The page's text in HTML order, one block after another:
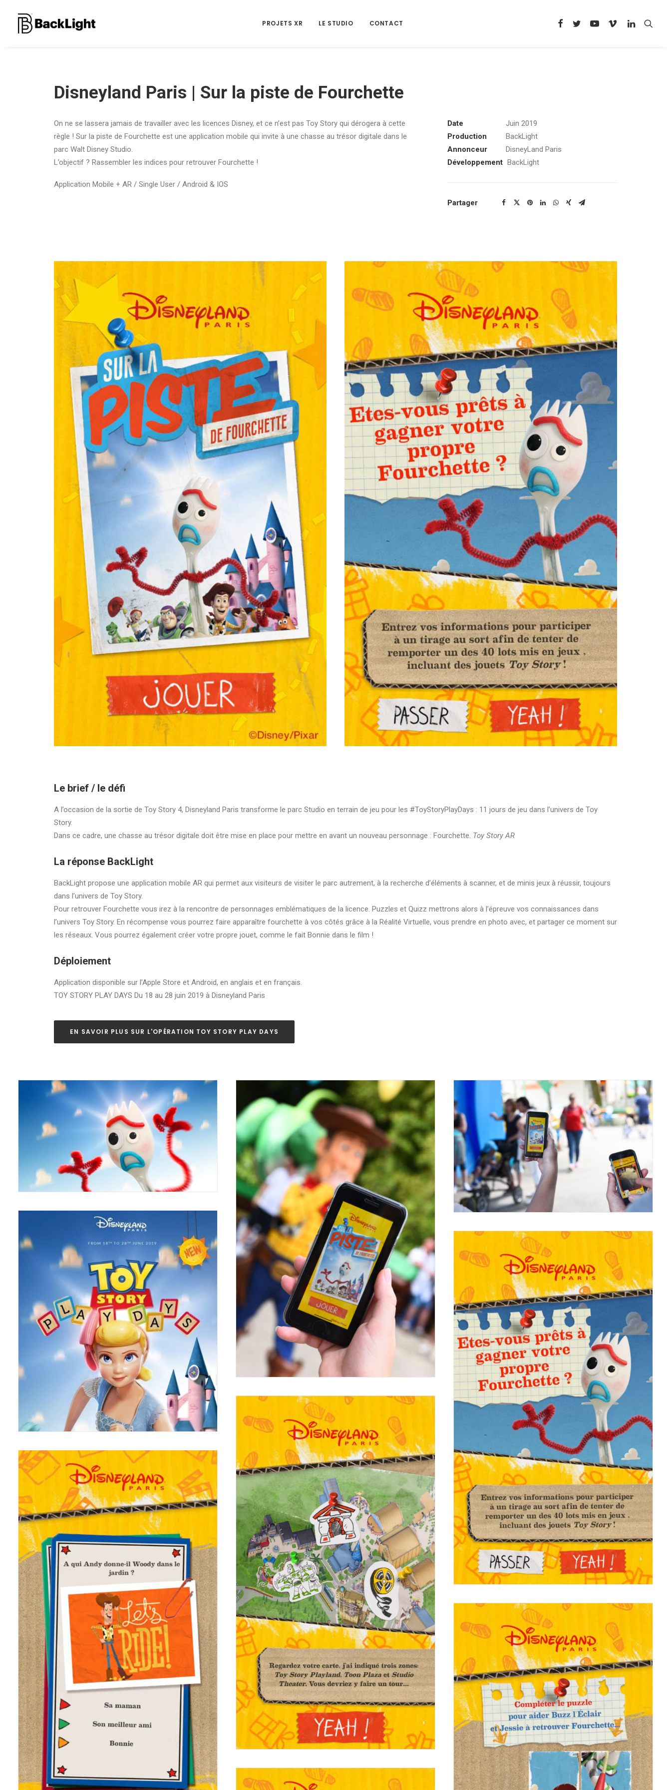
PROJETS XR LE STUDIO CONTACT
Disneyland Paris | Sur la piste de Fourchette
On ne se lassera jamais de travailler avec les licences Disney, et ce n’est pas Toy Story qui dérogera à cette
règle ! Sur la piste de Fourchette est une application mobile qui invite à une chasse au trésor digitale dans le
parc Walt Disney Studio.
L’objectif ? Rassembler les indices pour retrouver Fourchette !
Application Mobile + AR / Single User / Android & IOS
Date
Juin 2019
Production
BackLight
Annonceur
DisneyLand Paris
Développement BackLight
Partager
Le brief / le défi
A l’occasion de la sortie de Toy Story 4, Disneyland Paris transforme le parc Studio en terrain de jeu pour les #ToyStoryPlayDays : 11 jours de jeu dans l’univers de Toy
Story.
Dans ce cadre, une chasse au trésor digitale doit être mise en place pour mettre en avant un nouveau personnage : Fourchette. Toy Story AR
La réponse BackLight
BackLight propose une application mobile AR qui permet aux visiteurs de visiter le parc autrement, à la recherche d’éléments à scanner, et de minis jeux à réussir, toujours
dans l’univers de Toy Story.
Pour retrouver Fourchette vous irez à la rencontre de personnages emblématiques de la licence. Puzzles et Quizz mettrons alors à l’épreuve vos connaissances dans
l’univers Toy Story. En récompense vous pourrez faire apparaître fourchette à vos côtés grâce à la Réalité Virtuelle, vous prendre en photo avec, et partager ce moment sur
les réseaux. Vous pourrez également créer votre propre jouet, comme le fait Bonnie dans le film !
Déploiement
Application disponible sur l’Apple Store et Android, en anglais et en français.
TOY STORY PLAY DAYS Du 18 au 28 juin 2019 à Disneyland Paris
EN SAVOIR PLUS SUR L'OPÉRATION TOY STORY PLAY DAYS